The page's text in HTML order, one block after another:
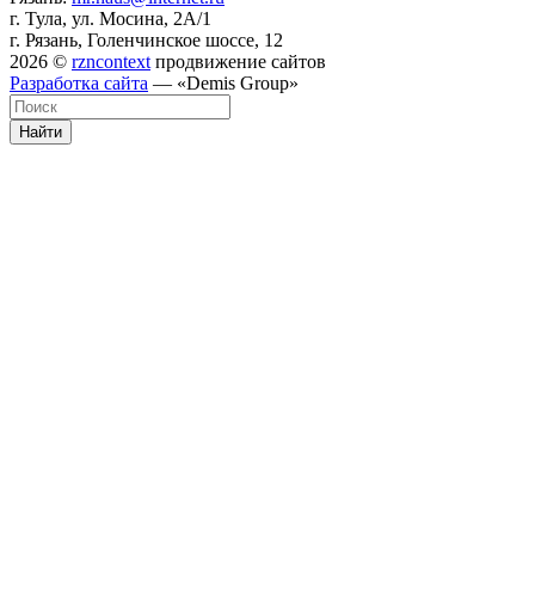
г. Тула, ул. Мосина, 2А/1
г. Рязань, Голенчинское шоссе, 12
2026 © rzncontext продвижение сайтов
Разработка сайта — «Demis Group»
Найти